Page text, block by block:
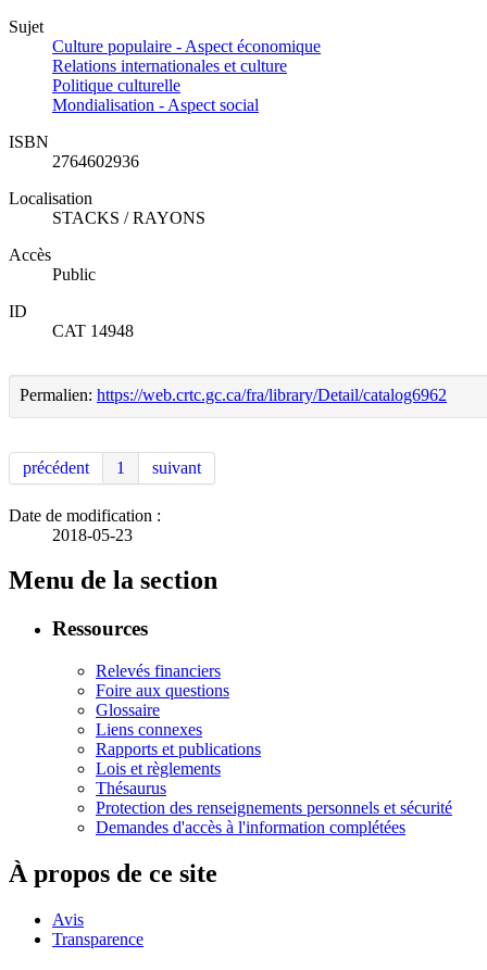
Sujet
Culture populaire - Aspect économique
Relations internationales et culture
Politique culturelle
Mondialisation - Aspect social
ISBN
2764602936
Localisation
STACKS / RAYONS
Accès
Public
ID
CAT 14948
Permalien: https://web.crtc.gc.ca/fra/library/Detail/catalog6962
précédent 1 suivant
Date de modification :
2018-05-23
Menu de la section
Ressources
Relevés financiers
Foire aux questions
Glossaire
Liens connexes
Rapports et publications
Lois et règlements
Thésaurus
Protection des renseignements personnels et sécurité
Demandes d'accès à l'information complétées
À propos de ce site
Avis
Transparence